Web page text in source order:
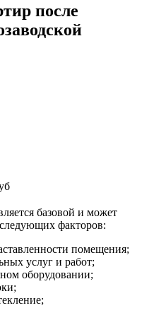
после
базовой и может
факторов:
помещения;
услуг и работ;
оборудовании;